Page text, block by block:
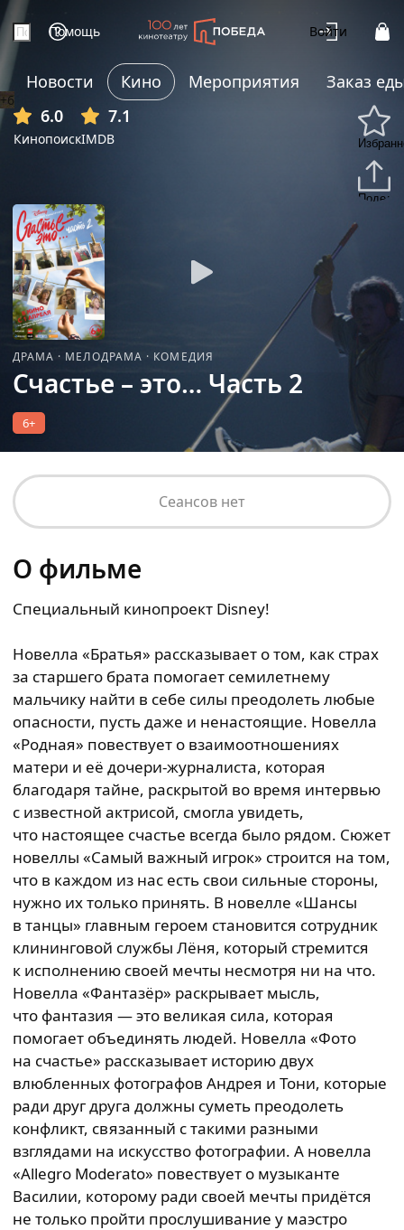
Помощь Войти
Новости Кино Мероприятия
Заказ
6.0
Кинопоиск
7.1
IMDB
+6
ДРАМА · МЕЛОДРАМА · КОМЕДИЯ
Счастье – это… Часть 2
6+
Сеансов нет
О фильме
Специальный кинопроект Disney!
Новелла «Братья» рассказывает о том, как страх
за старшего брата помогает семилетнему
мальчику найти в себе силы преодолеть любые
опасности, пусть даже и ненастоящие. Новелла
«Родная» повествует о взаимоотношениях
матери и её дочери-журналиста, которая
благодаря тайне, раскрытой во время интервью
с известной актрисой, смогла увидеть,
что настоящее счастье всегда было рядом. Сюжет
новеллы «Самый важный игрок» строится на том,
что в каждом из нас есть свои сильные стороны,
нужно их только принять. В новелле «Шансы
в танцы» главным героем становится сотрудник
клининговой службы Лёня, который стремится
к исполнению своей мечты несмотря ни на что.
Новелла «Фантазёр» раскрывает мысль,
что фантазия — это великая сила, которая
помогает объединять людей. Новелла «Фото
на счастье» рассказывает историю двух
влюбленных фотографов Андрея и Тони, которые
ради друг друга должны суметь преодолеть
конфликт, связанный с такими разными
взглядами на искусство фотографии. А новелла
«Allegro Moderato» повествует о музыканте
Василии, которому ради своей мечты придётся
не только пройти прослушивание у маэстро